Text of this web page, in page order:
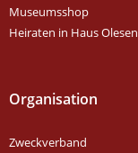
Museumsshop
Heiraten in Haus Olesen
Organisation
Zweckverband